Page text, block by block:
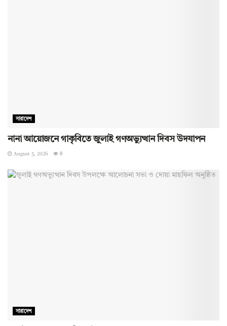
সারাদেশ
নানা আয়োজনে গাকৃবিতে জুলাই গণঅভ্যুত্থান দিবস উদযাপন
August 5, 2026 8
সারাদেশ